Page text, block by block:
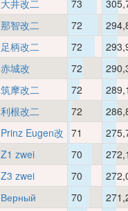
大井改二 73
那智改二 72
足柄改二 72
赤城改 72
筑摩改二 72
利根改二 72
Prinz Eugen改 71
Z1 zwei 70
Z3 zwei 70
Верный 70